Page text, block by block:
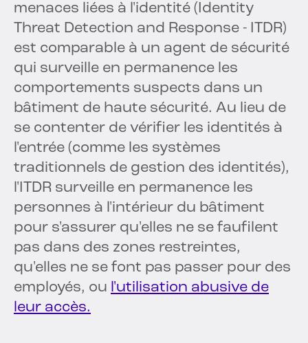
menaces liées à l'identité (Identity
Threat Detection and Response - ITDR)
est comparable à un agent de sécurité
qui surveille en permanence les
comportements suspects dans un
bâtiment de haute sécurité. Au lieu de
se contenter de vérifier les identités à
l'entrée (comme les systèmes
traditionnels de gestion des identités),
l'ITDR surveille en permanence les
personnes à l'intérieur du bâtiment
pour s'assurer qu'elles ne se faufilent
pas dans des zones restreintes,
qu'elles ne se font pas passer pour des
employés, ou l'utilisation abusive de
leur accès.